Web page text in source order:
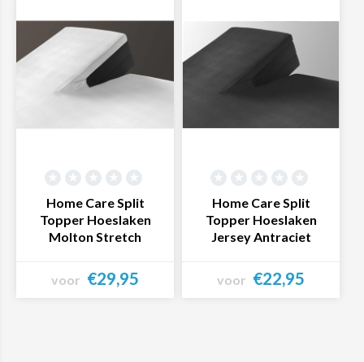
Home Care Split
Topper Hoeslaken
Molton Stretch
voor €29,95
Home Care Split
Topper Hoeslaken
Jersey Antraciet
voor €22,95